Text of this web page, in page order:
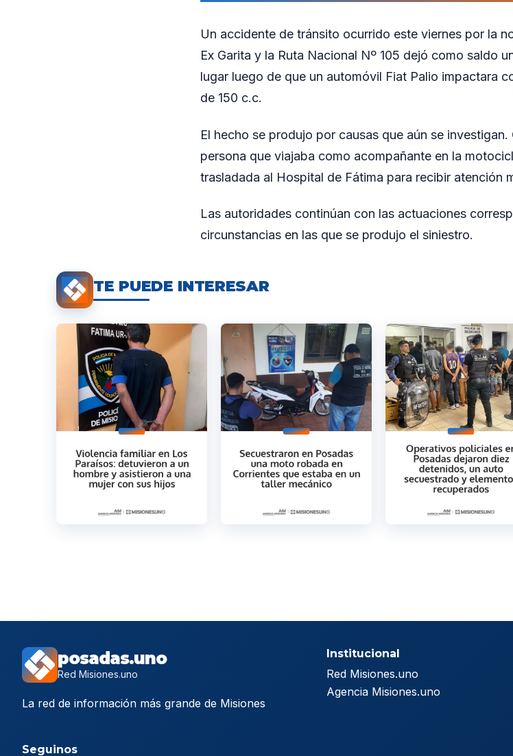
Un accidente de tránsito ocurrido este viernes por la
Ex Garita y la Ruta Nacional Nº 105 dejó como saldo
lugar luego de que un automóvil Fiat Palio impactara
de 150 c.c.
El hecho se produjo por causas que aún se
persona que viajaba como acompañante en la
trasladada al Hospital de Fátima para recibir atención
Las autoridades continúan con las actuaciones
circunstancias en las que se produjo el siniestro.
TE PUEDE INTERESAR
posadas.uno
Red Misiones.uno
La red de información más grande de Misiones
Institucional
Red Misiones.uno
Agencia Misiones.uno
Seguinos